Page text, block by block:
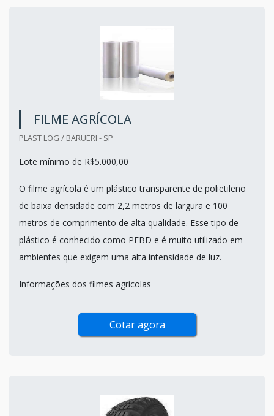
FILME AGRÍCOLA
PLAST LOG / BARUERI - SP
Lote mínimo de R$5.000,00
O filme agrícola é um plástico transparente de polietileno
de baixa densidade com 2,2 metros de largura e 100
metros de comprimento de alta qualidade. Esse tipo de
plástico é conhecido como PEBD e é muito utilizado em
ambientes que exigem uma alta intensidade de luz.
Informações dos filmes agrícolas
Cotar agora